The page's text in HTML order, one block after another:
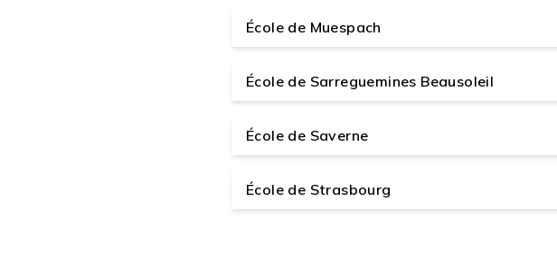
École de Muespach
École de Sarreguemines Beausoleil
École de Saverne
École de Strasbourg